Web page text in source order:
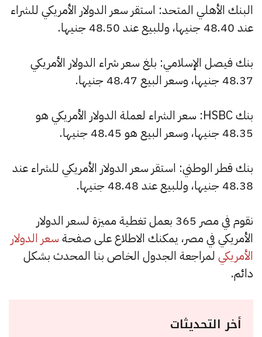
البنك الأهلي المتحد: استقر سعر الدولار الأمريكي للشراء
عند 48.40 جنيها، وللبيع عند 48.50 جنيها.
بنك فيصل الإسلامي: بلغ سعر شراء الدولار الأمريكي
48.37 جنيها، وسعر البيع 48.47 جنيها.
بنك HSBC: سعر الشراء لعملة الدولار الأمريكي هو
48.35 جنيها، وسعر البيع هو 48.45 جنيها.
بنك قطر الوطني: استقر سعر الدولار الأمريكي للشراء عند
48.38 جنيها، وللبيع عند 48.48 جنيها.
نقوم في مصر 365 بعمل تغطية مميزة لسعر الدولار
الأمريكي في مصر، يمكنك الاطلاع على صفحة سعر الدولار
الأمريكي لمراجعة الجدول الخاص بنا المحدث بشكل
دائم.
أخر التحديثات